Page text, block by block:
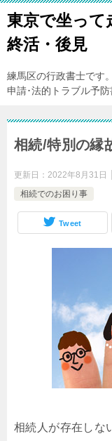
東京で坐って
終活・後見
練馬区の行政書士です
申請･法的トラブル予
相続/特別の縁
更新日： 2022年8月31日
相続でのお困り事
Tweet
相続人が存在しな